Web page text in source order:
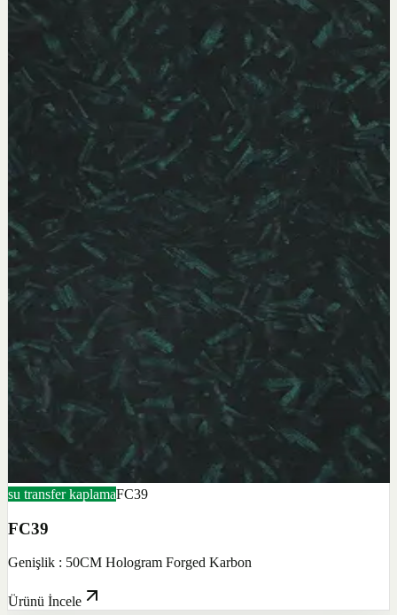
su transfer kaplamaFC39
FC39
Genişlik : 50CM Hologram Forged Karbon
Ürünü İncele